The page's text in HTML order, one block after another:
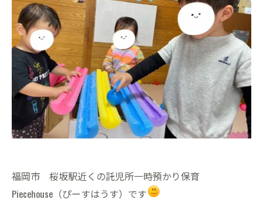
福岡市 桜坂駅近くの託児所一時預かり保育
Piecehouse（ぴーすはうす）です